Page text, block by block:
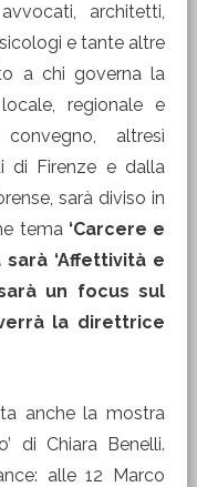
architetti,
e tante altre
a chi governa la
regionale e
altresì
di Firenze e dalla
sarà diviso in
tema‘Carcere e
‘Affettività e
un focus sul
la direttrice
anche la mostra
di Chiara Benelli.
alle 12 Marco